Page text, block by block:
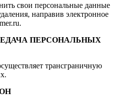
свои персональные данные
направив электронное
ПЕРСОНАЛЬНЫХ
трансграничную